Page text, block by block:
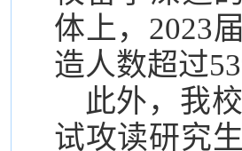
体上，2023
造人数超过
此外，我
试攻读研究